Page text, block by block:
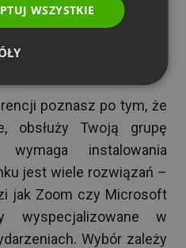
do
wybrać?
poznasz po tym, że
obsłuży Twoją grupę
instalowania
jest wiele rozwiązań –
jak Zoom czy Microsoft
wyspecjalizowane w
Wybór zależy
WSZYSTKIE